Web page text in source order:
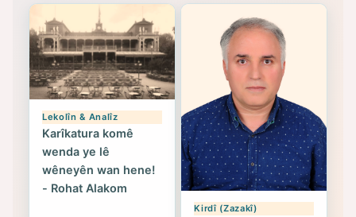
Lekolîn & Analîz
Karîkatura komê
wenda ye lê
wêneyên wan hene!
- Rohat Alakom
Kirdî (Zazakî)